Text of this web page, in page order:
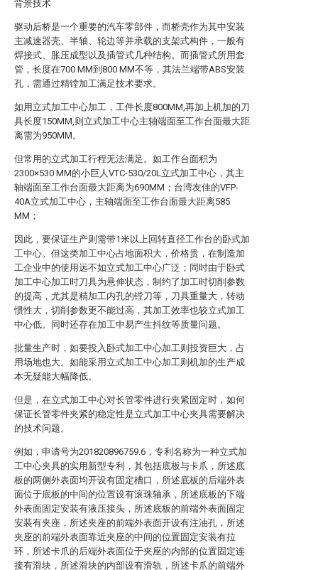
背景技术
驱动后桥是一个重要的汽车零部件，而桥壳作为其中安装
主减速器壳、半轴、轮边等并承载的支架式构件，一般有
焊接式、胀压成型以及插管式几种结构。而插管式所用套
管，长度在700 MM到800 MM不等，其法兰端带ABS安装
孔，需通过精镗加工满足技术要求。
如用立式加工中心加工，工件长度800MM,再加上机加的刀
具长度150MM,则立式加工中心主轴端面至工作台面最大距
离需为950MM。
但常用的立式加工行程无法满足。如工作台面积为
2300×530 MM的小巨人VTC-530/20L立式加工中心，其主
轴端面至工作台面最大距离为690MM；台湾友佳的VFP-
40A立式加工中心，主轴端面至工作台面最大距离585
MM；
因此，要保证生产则需带1米以上回转直径工作台的卧式加
工中心。但这类加工中心占地面积大，价格贵，在制造加
工企业中的使用远不如立式加工中心广泛；同时由于卧式
加工中心加工时刀具为悬伸状态，制约了加工时切削参数
的提高，尤其是精加工内孔的镗刀等，刀具重量大，转动
惯性大，切削参数更不能过高，其加工效率也较立式加工
中心低。同时还存在加工中易产生抖纹等质量问题。
批量生产时，如要投入卧式加工中心加工则投资巨大，占
用场地也大。如能采用立式加工中心加工则机加的生产成
本无疑能大幅降低。
但是，在立式加工中心对长管零件进行夹紧固定时，如何
保证长管零件夹紧的稳定性是立式加工中心夹具需要解决
的技术问题。
例如，申请号为201820896759.6，专利名称为一种立式加
工中心夹具的实用新型专利，其包括底板与卡爪，所述底
板的两侧外表面均开设有固定槽口，所述底板的后端外表
面位于底板的中间的位置设有滚珠轴承，所述底板的下端
外表面固定安装有液压接头，所述底板的前端外表面固定
安装有夹座，所述夹座的前端外表面开设有注油孔，所述
夹座的前端外表面靠近夹座的中间的位置固定安装有拉
环，所述卡爪的后端外表面位于夹座的内部的位置固定连
接有滑块，所述滑块的内部设有滑轨，所述卡爪的前端外